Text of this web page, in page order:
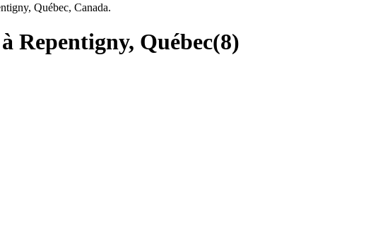
Québec, Canada.
Repentigny, Québec(8)